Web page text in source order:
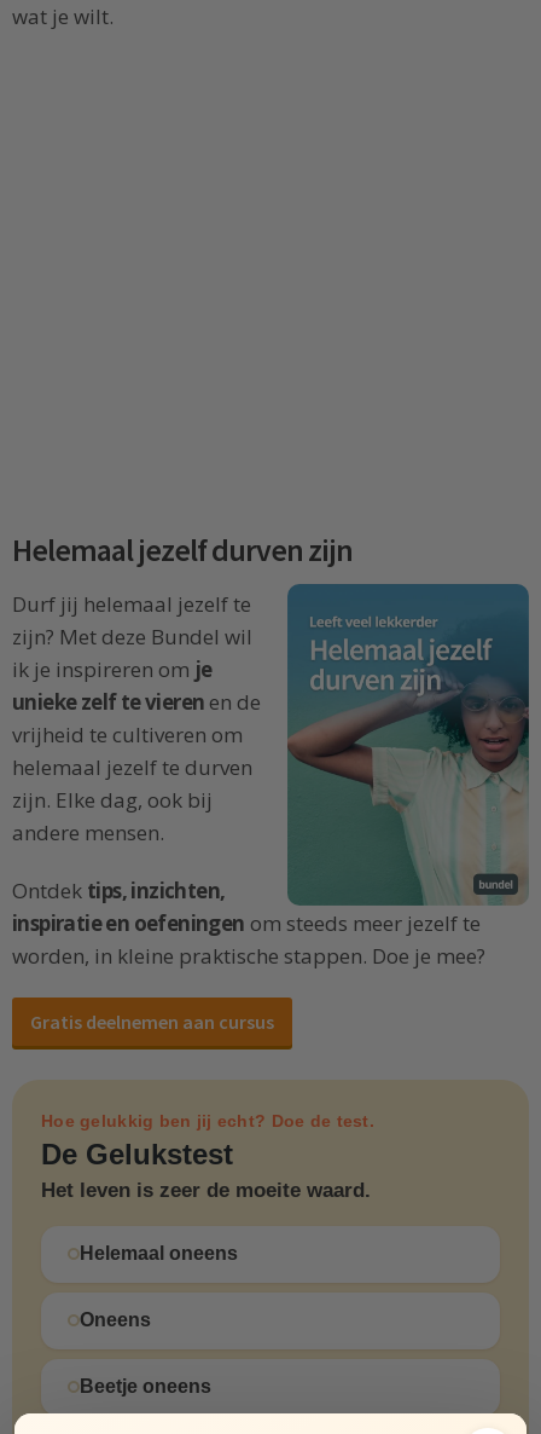
wat je wilt.
Helemaal jezelf durven zijn
Durf jij helemaal jezelf te
zijn? Met deze Bundel wil
ik je inspireren om je
unieke zelf te vieren en de
vrijheid te cultiveren om
helemaal jezelf te durven
zijn. Elke dag, ook bij
andere mensen.
Ontdek tips, inzichten,
inspiratie en oefeningen om steeds meer jezelf te
worden, in kleine praktische stappen. Doe je mee?
Gratis deelnemen aan cursus
Hoe gelukkig ben jij echt? Doe de test.
De Gelukstest
Het leven is zeer de moeite waard.
Helemaal oneens
Oneens
Beetje oneens